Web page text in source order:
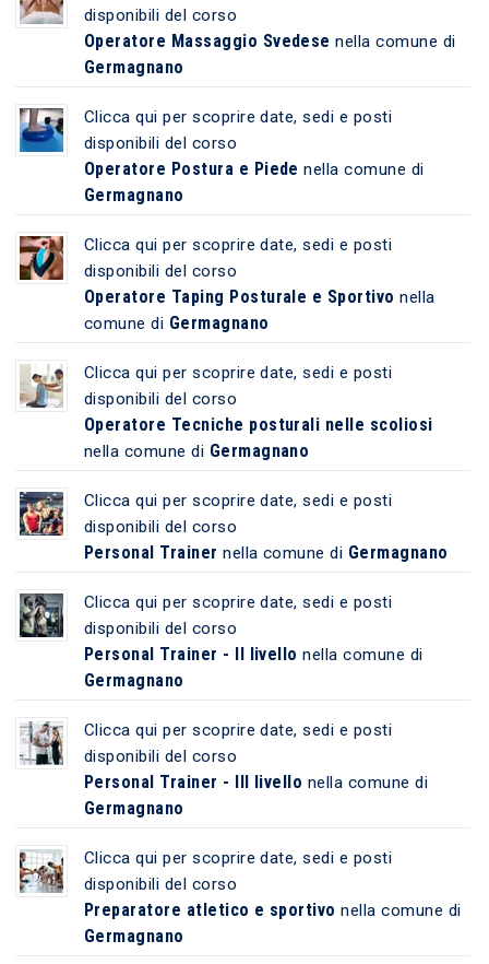
disponibili del corso
Operatore Massaggio Svedese nella comune di
Germagnano
Clicca qui per scoprire date, sedi e posti
disponibili del corso
Operatore Postura e Piede nella comune di
Germagnano
Clicca qui per scoprire date, sedi e posti
disponibili del corso
Operatore Taping Posturale e Sportivo nella
comune di Germagnano
Clicca qui per scoprire date, sedi e posti
disponibili del corso
Operatore Tecniche posturali nelle scoliosi
nella comune di Germagnano
Clicca qui per scoprire date, sedi e posti
disponibili del corso
Personal Trainer nella comune di Germagnano
Clicca qui per scoprire date, sedi e posti
disponibili del corso
Personal Trainer - II livello nella comune di
Germagnano
Clicca qui per scoprire date, sedi e posti
disponibili del corso
Personal Trainer - III livello nella comune di
Germagnano
Clicca qui per scoprire date, sedi e posti
disponibili del corso
Preparatore atletico e sportivo nella comune di
Germagnano